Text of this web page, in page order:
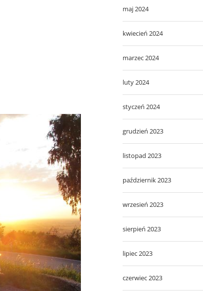
maj 2024
kwiecień 2024
marzec 2024
luty 2024
styczeń 2024
grudzień 2023
listopad 2023
październik 2023
wrzesień 2023
sierpień 2023
lipiec 2023
czerwiec 2023